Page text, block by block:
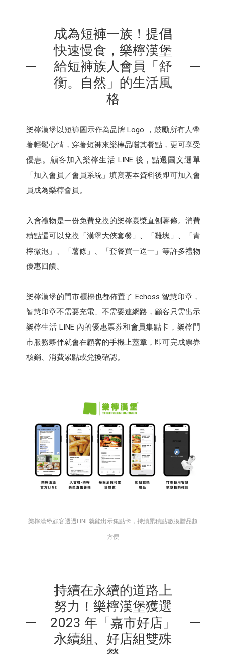
成為短褲一族！提倡
快速慢食，樂檸漢堡
給短褲族人會員「舒
衡。自然」的生活風
格
樂檸漢堡以短褲圖示作為品牌 Logo ，鼓勵所有人帶
著輕鬆心情，穿著短褲來樂檸品嚐其餐點，更可享受
優惠。顧客加入樂檸生活 LINE 後，點選圖文選單
「加入會員／會員系統」填寫基本資料後即可加入會
員成為樂檸會員。
入會禮物是一份免費兌換的樂檸裹漿直刨薯條。消費
積點還可以兌換「漢堡大俠套餐」、「雞塊」、「青
檸微泡」、「薯條」、「套餐買一送一」等許多禮物
優惠回饋。
樂檸漢堡的門市櫃檯也都佈置了 Echoss 智慧印章，
智慧印章不需要充電、不需要連網路，顧客只需出示
樂檸生活 LINE 內的優惠票券和會員集點卡，樂檸門
市服務夥伴就會在顧客的手機上蓋章，即可完成票券
核銷、消費累點或兌換確認。
樂檸漢堡顧客透過LINE就能出示集點卡，持續累積點數換贈品超
方便
持續在永續的道路上
努力！樂檸漢堡獲選
2023 年「嘉市好店」
永續組、好店組雙殊